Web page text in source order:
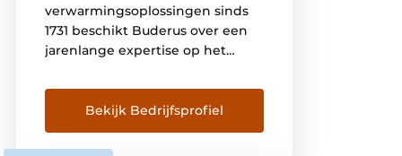
verwarmingsoplossingen sinds
1731 beschikt Buderus over een
jarenlange expertise op het
verwarmingssystemen, die wij
graag met u delen. Dankzij deze
knowhow hebben wij een
unieke expertise ontwikkeld in
Bekijk Bedrijfsprofiel